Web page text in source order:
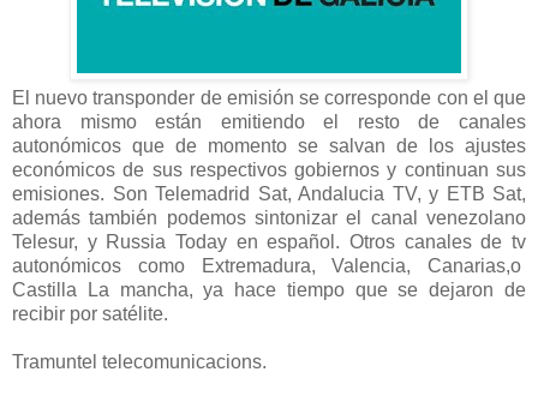
El nuevo transponder de emisión se corresponde con el que
ahora mismo están emitiendo el resto de canales
autonómicos que de momento se salvan de los ajustes
económicos de sus respectivos gobiernos y continuan sus
emisiones. Son Telemadrid Sat, Andalucia TV, y ETB Sat,
además también podemos sintonizar el canal venezolano
Telesur, y Russia Today en español. Otros canales de tv
autonómicos como Extremadura, Valencia, Canarias,o
Castilla La mancha, ya hace tiempo que se dejaron de
recibir por satélite.
Tramuntel telecomunicacions.